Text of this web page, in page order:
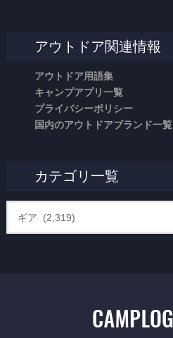
アウトドア関連情報
アウトドア用語集
キャンプアプリ一覧
プライバシーポリシー
国内のアウトドアブランド一覧
カテゴリ一覧